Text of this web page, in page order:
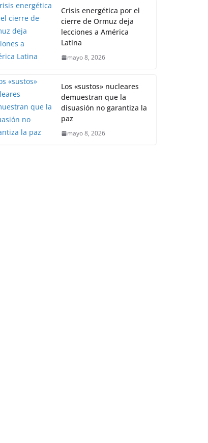
Crisis energética por el
cierre de Ormuz deja
lecciones a América
Latina
mayo 8, 2026
Los «sustos» nucleares
demuestran que la
disuasión no garantiza la
paz
mayo 8, 2026